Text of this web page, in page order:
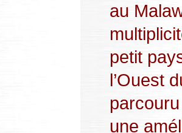
au
petit
l’Ouest
une